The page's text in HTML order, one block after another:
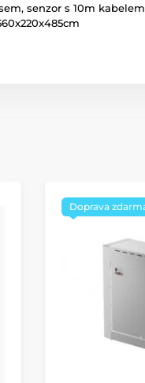
senzor s 10m
Doprava